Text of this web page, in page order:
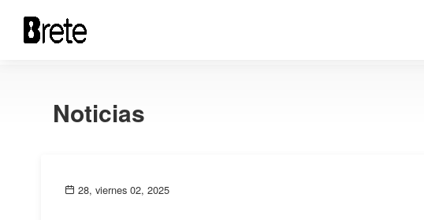
Noticias
28, viernes 02, 2025